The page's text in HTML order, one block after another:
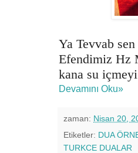
Ya Tevvab
Efendimiz Hz
kana su
Devamını Oku»
zaman: Nisan 20,
Etiketler: DUA
TURKCE DUALAR